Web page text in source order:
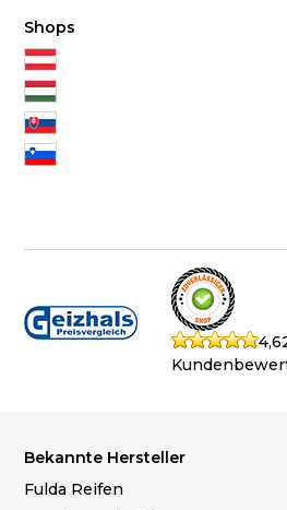
Shops
Bekannte Hersteller
Fulda Reifen